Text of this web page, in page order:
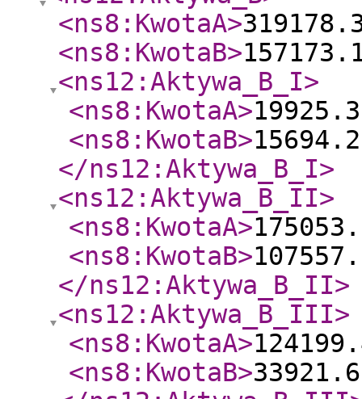
<ns8:KwotaA>
<ns8:KwotaB>
<ns12:Aktywa_B_I>
<ns8:KwotaA>
<ns8:KwotaB>
</ns12:Aktywa_B_I>
<ns12:Aktywa_B_II>
<ns8:KwotaA>
<ns8:KwotaB>
</ns12:Aktywa_B_II>
<ns12:Aktywa_B_III>
<ns8:KwotaA>
<ns8:KwotaB>